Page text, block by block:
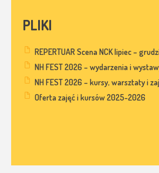
PLIKI
REPERTUAR Scena NCK lipiec –
NH FEST 2026 – wydarzenia i
NH FEST 2026 – kursy, warsztaty i
Oferta zajęć i kursów 2025-2026